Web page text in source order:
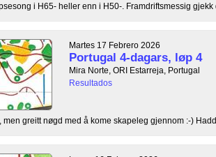
i H65- heller enn i H50-. Framdriftsmessig gjekk
Martes 17 Febrero 2026
Portugal 4-dagars, løp 4
Mira Norte, ORI Estarreja, Portugal
Resultados
greitt nøgd med å kome skapeleg gjennom :-)